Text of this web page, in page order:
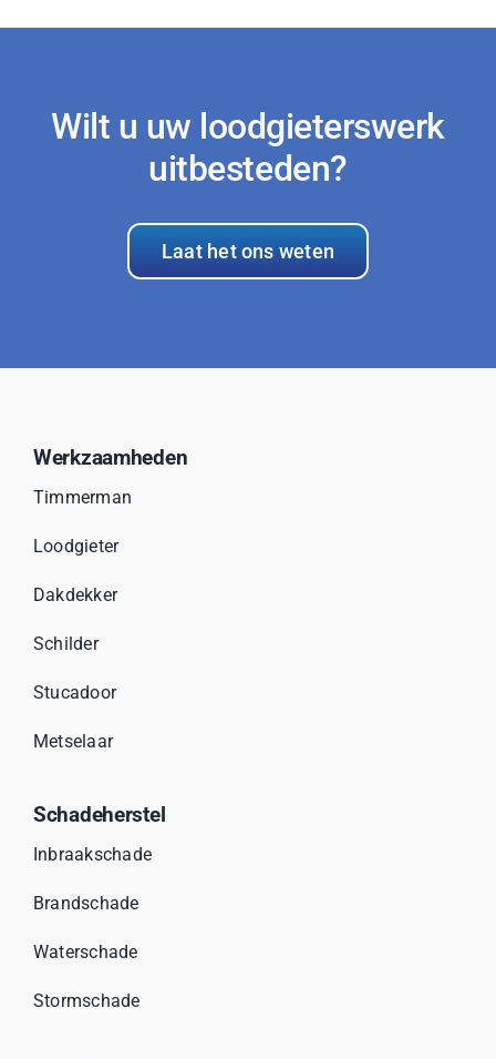
Wilt u uw loodgieterswerk
uitbesteden?
Laat het ons weten
Werkzaamheden
Timmerman
Loodgieter
Dakdekker
Schilder
Stucadoor
Metselaar
Schadeherstel
Inbraakschade
Brandschade
Waterschade
Stormschade